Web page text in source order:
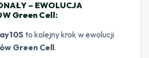
– EWOLUCJA
Green Cell:
to kolejny krok w ewolucji
Green Cell.